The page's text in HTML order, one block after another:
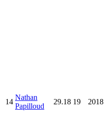
14
Nathan
Papilloud
29.18 19 2018